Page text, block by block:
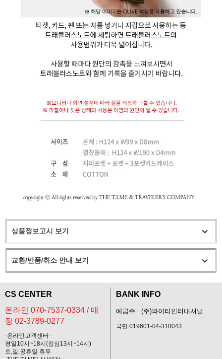
상품정보고시 보기
교환/반품/취소 안내 보기
CS CENTER
온라인 070-7537-0334 / 매
장 02-3789-0277
-온라인고객센터-
평일10시~18시(점심13시~14시)
토,일,공휴일 휴무
BANK INFO
예금주 : (주)와이티인터내셔날
국민 019601-04-310043